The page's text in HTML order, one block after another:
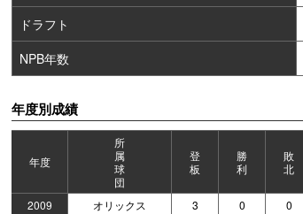
ドラフト
NPB年数
年度別成績
年度
所
属
球
団
登
板
勝
利
敗
北
2009
オリックス 3 0 0